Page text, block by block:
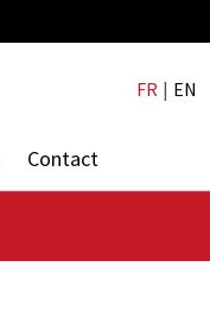
FR | EN
Contact